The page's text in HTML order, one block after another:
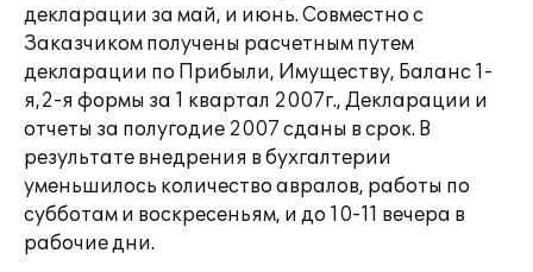
декларации за май, и июнь. Совместно с
Заказчиком получены расчетным путем
декларации по Прибыли, Имуществу, Баланс 1-
я,2-я формы за 1 квартал 2007г., Декларации и
отчеты за полугодие 2007 сданы в срок. В
результате внедрения в бухгалтерии
уменьшилось количество авралов, работы по
субботам и воскресеньям, и до 10-11 вечера в
рабочие дни.